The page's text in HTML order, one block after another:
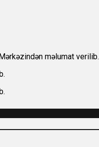
məlumat verilib.